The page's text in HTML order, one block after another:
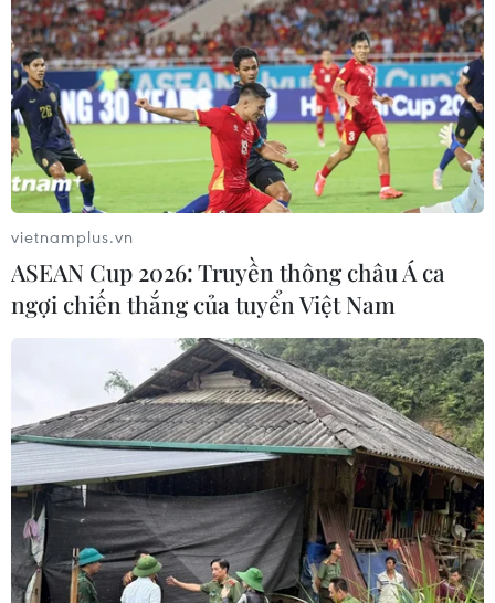
án mới phát sinh trong năm 2022 và năm 2023.
Tổng Bí thư: Xử lý dứt điểm những vụ án
tham nhũng, tiêu cực nghiêm trọng
22/11/2023 09:26
Tổng Bí thư nêu rõ phòng, chống tham nhũng, tiêu cực
cần phải làm triệt để, hiệu quả, chứ không phải làm ví
dụ, làm để cho có, cần thiết phải gia hạn thời gian thực
vietnamplus.vn
ASEAN Cup 2026: Truyền thông châu Á ca
ngợi chiến thắng của tuyển Việt Nam